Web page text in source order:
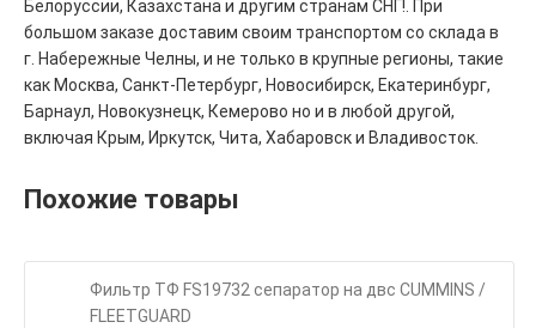
Белоруссии, Казахстана и другим странам СНГ!. При
большом заказе доставим своим транспортом со склада в
г. Набережные Челны, и не только в крупные регионы, такие
как Москва, Санкт-Петербург, Новосибирск, Екатеринбург,
Барнаул, Новокузнецк, Кемерово но и в любой другой,
включая Крым, Иркутск, Чита, Хабаровск и Владивосток.
Похожие товары
Фильтр ТФ FS19732 сепаратор на двc CUMMINS /
FLEETGUARD